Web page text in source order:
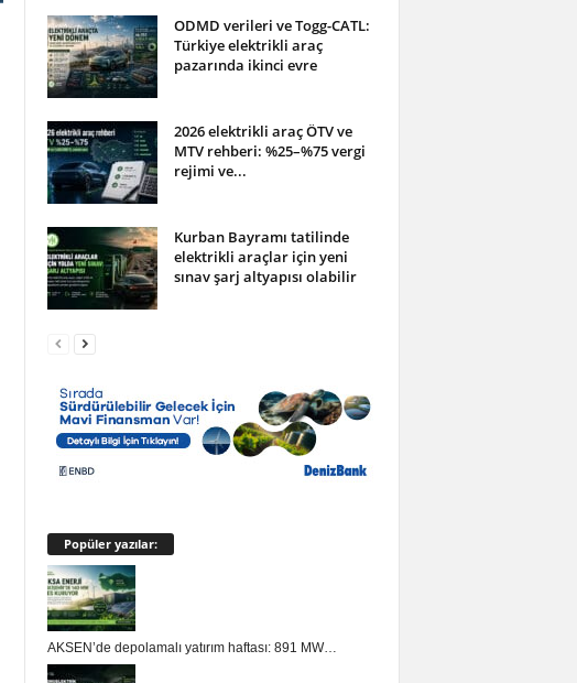
ODMD verileri ve Togg-CATL:
Türkiye elektrikli araç
pazarında ikinci evre
2026 elektrikli araç ÖTV ve
MTV rehberi: %25–%75 vergi
rejimi ve...
Kurban Bayramı tatilinde
elektrikli araçlar için yeni
sınav şarj altyapısı olabilir
Popüler yazılar:
AKSEN’de depolamalı yatırım haftası: 891 MW…